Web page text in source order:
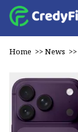
Home >>News >>